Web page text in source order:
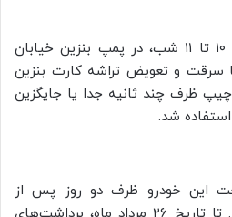
کارت سوخت حوالی ساعت ۱۰ تا ۱۱ شب، در پمپ بنزین خیابان
سرقت و تعویض تراشه کارت بنزین
ظرف چند ثانیه جدا یا جایگزین
شد.
این خودرو ظرف دو روز پس از